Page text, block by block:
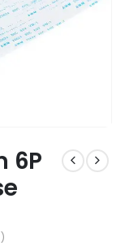
6P